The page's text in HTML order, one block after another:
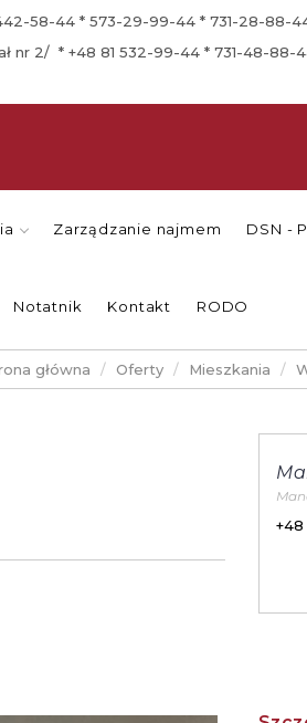
442-58-44 * 573-29-99-44 * 731-28-88-
nr 2/ * +48 81 532-99-44 * 731-48-88-
Zarządzanie najmem DSN -
Notatnik Kontakt RODO
główna Oferty Mieszkania